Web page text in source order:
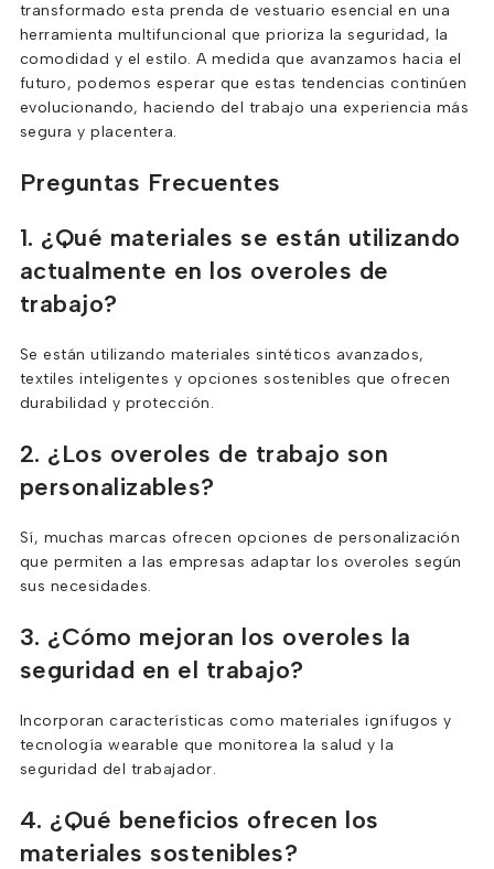
transformado esta prenda de vestuario esencial en una
herramienta multifuncional que prioriza la seguridad, la
comodidad y el estilo. A medida que avanzamos hacia el
futuro, podemos esperar que estas tendencias continúen
evolucionando, haciendo del trabajo una experiencia más
segura y placentera.
Preguntas Frecuentes
1. ¿Qué materiales se están utilizando
actualmente en los overoles de
trabajo?
Se están utilizando materiales sintéticos avanzados,
textiles inteligentes y opciones sostenibles que ofrecen
durabilidad y protección.
2. ¿Los overoles de trabajo son
personalizables?
Sí, muchas marcas ofrecen opciones de personalización
que permiten a las empresas adaptar los overoles según
sus necesidades.
3. ¿Cómo mejoran los overoles la
seguridad en el trabajo?
Incorporan características como materiales ignífugos y
tecnología wearable que monitorea la salud y la
seguridad del trabajador.
4. ¿Qué beneficios ofrecen los
materiales sostenibles?